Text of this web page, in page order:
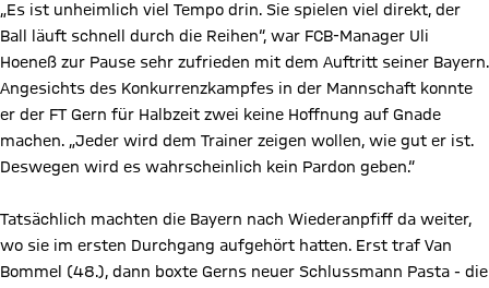
„Es ist unheimlich viel Tempo drin. Sie spielen viel direkt, der
Ball läuft schnell durch die Reihen“, war FCB-Manager Uli
Hoeneß zur Pause sehr zufrieden mit dem Auftritt seiner Bayern.
Angesichts des Konkurrenzkampfes in der Mannschaft konnte
er der FT Gern für Halbzeit zwei keine Hoffnung auf Gnade
machen. „Jeder wird dem Trainer zeigen wollen, wie gut er ist.
Deswegen wird es wahrscheinlich kein Pardon geben.“
Tatsächlich machten die Bayern nach Wiederanpfiff da weiter,
wo sie im ersten Durchgang aufgehört hatten. Erst traf Van
Bommel (48.), dann boxte Gerns neuer Schlussmann Pasta - die